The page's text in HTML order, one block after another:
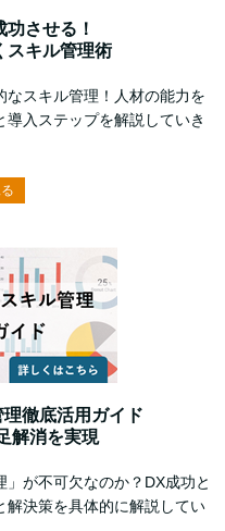
させる！
スキル管理術
なスキル管理！人材の能力を
入ステップを解説していき
徹底活用ガイド
解消を実現
が不可欠なのか？DX成功と
解決策を具体的に解説してい